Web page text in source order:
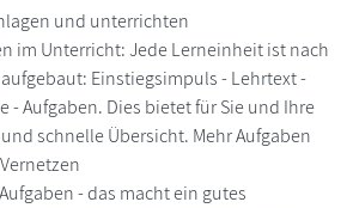
und unterrichten
im Unterricht: Jede Lerneinheit ist nach
Einstiegsimpuls - Lehrtext -
- Aufgaben. Dies bietet für Sie und Ihre
schnelle Übersicht. Mehr Aufgaben
- das macht ein gutes